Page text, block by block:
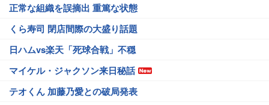
正常な組織を誤摘出 重篤な状態
くら寿司 閉店間際の大盛り話題
日ハムvs楽天「死球合戦」不穏
マイケル・ジャクソン来日秘話
テオくん 加藤乃愛との破局発表